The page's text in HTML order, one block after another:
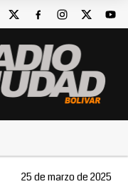
25 de marzo de 2025